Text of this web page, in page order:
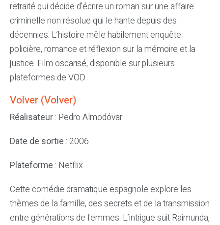
retraité qui décide d’écrire un roman sur une affaire
criminelle non résolue qui le hante depuis des
décennies. L’histoire mêle habilement enquête
policière, romance et réflexion sur la mémoire et la
justice. Film oscarisé, disponible sur plusieurs
plateformes de VOD.
Volver (Volver)
Réalisateur : Pedro Almodóvar
Date de sortie : 2006
Plateforme : Netflix
Cette comédie dramatique espagnole explore les
thèmes de la famille, des secrets et de la transmission
entre générations de femmes. L’intrigue suit Raimunda,